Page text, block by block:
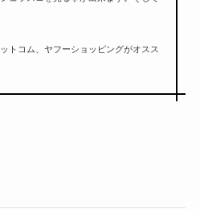
トコム、ヤフーショッピングがオスス